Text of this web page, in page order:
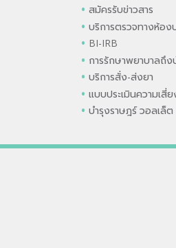
สมัครรับข่าวสาร
บริการตรวจทางห้อง
BI-IRB
การรักษาพยาบาลถึง
บริการสั่ง-ส่งยา
แบบประเมินความเสี่
บำรุงราษฎร์ วอลเล็ต